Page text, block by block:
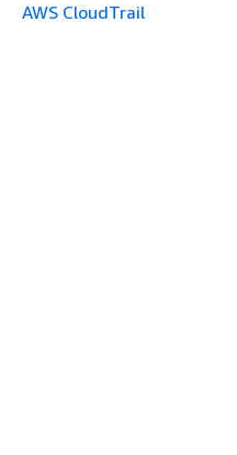
AWS CloudTrail